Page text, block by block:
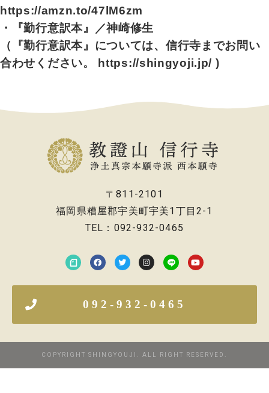
https://amzn.to/47lM6zm
・『勤行意訳本』／神崎修生
（『勤行意訳本』については、信行寺までお問い
合わせください。 https://shingyoji.jp/ )
〒811-2101
福岡県糟屋郡宇美町宇美1丁目2-1
TEL：092-932-0465
092-932-0465
COPYRIGHT SHINGYOUJI. ALL RIGHT RESERVED.